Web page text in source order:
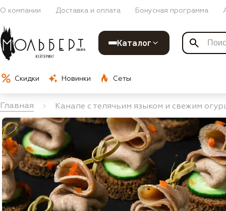
О компании Доставка и оплата Бонусная программа
Каталог
Скидки Новинки Сеты
Главная Канапе с телячьим языком и свежим